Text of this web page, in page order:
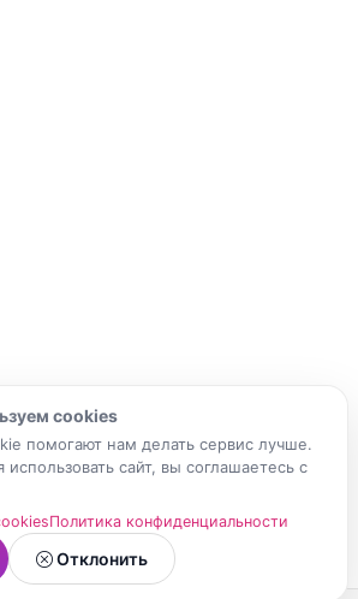
cookies
помогают нам делать сервис лучше.
сайт, вы соглашаетесь с
Политика конфиденциальности
Отклонить